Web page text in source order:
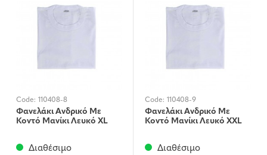
Code: 110408-8
Φανελάκι Ανδρικό Με
Κοντό Μανίκι Λευκό XL
Διαθέσιμο
Code: 110408-9
Φανελάκι Ανδρικό Με
Κοντό Μανίκι Λευκό XXL
Διαθέσιμο